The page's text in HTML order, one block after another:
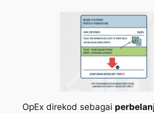
OpEx direkod sebagai